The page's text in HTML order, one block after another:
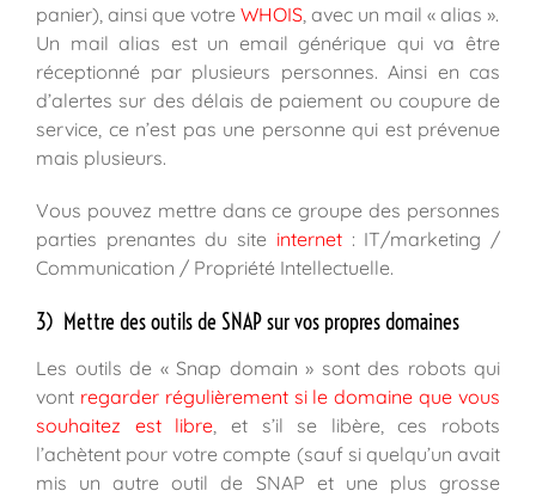
panier), ainsi que votre WHOIS, avec un mail « alias ».
Un mail alias est un email générique qui va être
réceptionné par plusieurs personnes. Ainsi en cas
d’alertes sur des délais de paiement ou coupure de
service, ce n’est pas une personne qui est prévenue
mais plusieurs.
Vous pouvez mettre dans ce groupe des personnes
parties prenantes du site internet: IT/marketing /
Communication / Propriété Intellectuelle.
3) Mettre des outils de SNAP sur vos propres domaines
Les outils de « Snap domain » sont des robots qui
vont regarder régulièrement si le domaine que vous
souhaitez est libre , et s’il se libère, ces robots
l’achètent pour votre compte (sauf si quelqu’un avait
mis un autre outil de SNAP et une plus grosse